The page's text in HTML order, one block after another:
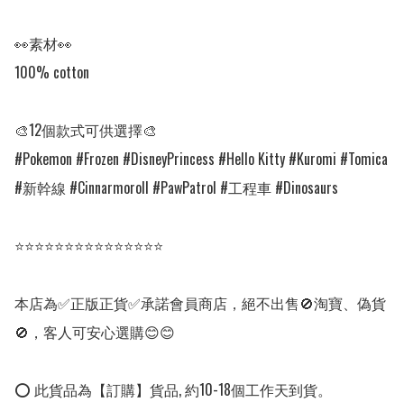
👀素材👀
100% cotton
🎨12個款式可供選擇🎨
#Pokemon #Frozen #DisneyPrincess #Hello Kitty #Kuromi #Tomica
#新幹線 #Cinnarmoroll #PawPatrol #工程車 #Dinosaurs
⭐⭐⭐⭐⭐⭐⭐⭐⭐⭐⭐⭐⭐⭐⭐
本店為✅正版正貨✅承諾會員商店，絕不出售🚫淘寶、偽貨
🚫，客人可安心選購😊😊
⭕ 此貨品為【訂購】貨品, 約10-18個工作天到貨。